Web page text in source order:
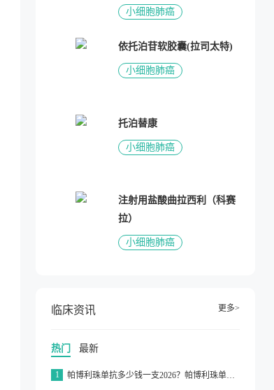
小细胞肺癌
依托泊苷软胶囊(拉司太特)
小细胞肺癌
托泊替康
小细胞肺癌
注射用盐酸曲拉西利（科赛
拉）
小细胞肺癌
临床资讯 更多>
热门 最新
1 帕博利珠单抗多少钱一支2026？帕博利珠单抗纳入医保了吗2026？